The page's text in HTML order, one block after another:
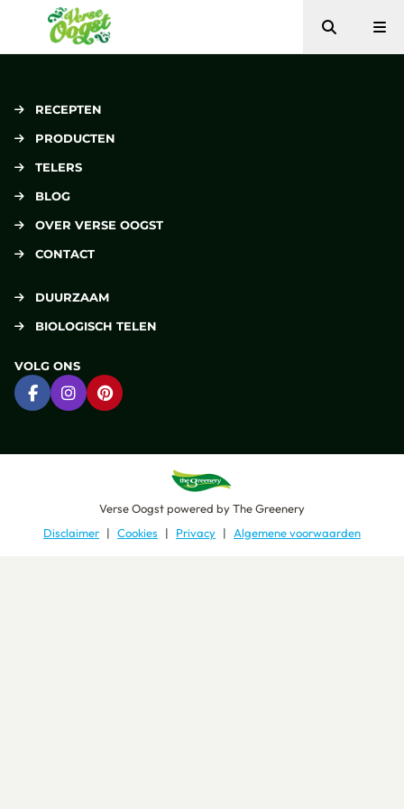
Verse Oogst
Zoeken
RECEPTEN
PRODUCTEN
TELERS
BLOG
OVER VERSE OOGST
CONTACT
DUURZAAM
BIOLOGISCH TELEN
VOLG ONS
Ga naar Facebook
Ga naar Instagram
Ga naar Pinterest
Verse Oogstpowered byThe Greenery
Disclaimer
Cookies Privacy Algemene voorwaarden